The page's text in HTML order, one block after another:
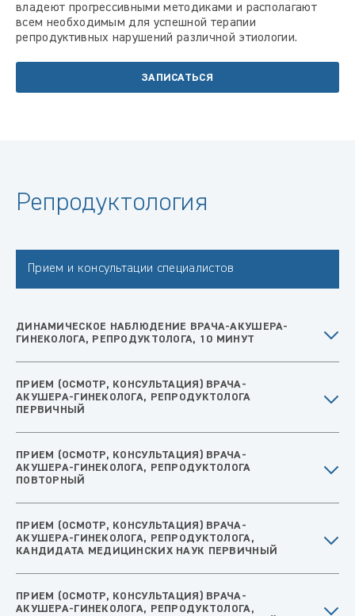
владеют прогрессивными методиками и располагают
всем необходимым для успешной терапии
репродуктивных нарушений различной этиологии.
ЗАПИСАТЬСЯ
Репродуктология
Прием и консультации специалистов
ДИНАМИЧЕСКОЕ НАБЛЮДЕНИЕ ВРАЧА-АКУШЕРА-
ГИНЕКОЛОГА, РЕПРОДУКТОЛОГА, 10 МИНУТ
ПРИЕМ (ОСМОТР, КОНСУЛЬТАЦИЯ) ВРАЧА-
АКУШЕРА-ГИНЕКОЛОГА, РЕПРОДУКТОЛОГА
ПЕРВИЧНЫЙ
ПРИЕМ (ОСМОТР, КОНСУЛЬТАЦИЯ) ВРАЧА-
АКУШЕРА-ГИНЕКОЛОГА, РЕПРОДУКТОЛОГА
ПОВТОРНЫЙ
ПРИЕМ (ОСМОТР, КОНСУЛЬТАЦИЯ) ВРАЧА-
АКУШЕРА-ГИНЕКОЛОГА, РЕПРОДУКТОЛОГА,
КАНДИДАТА МЕДИЦИНСКИХ НАУК ПЕРВИЧНЫЙ
ПРИЕМ (ОСМОТР, КОНСУЛЬТАЦИЯ) ВРАЧА-
АКУШЕРА-ГИНЕКОЛОГА, РЕПРОДУКТОЛОГА,